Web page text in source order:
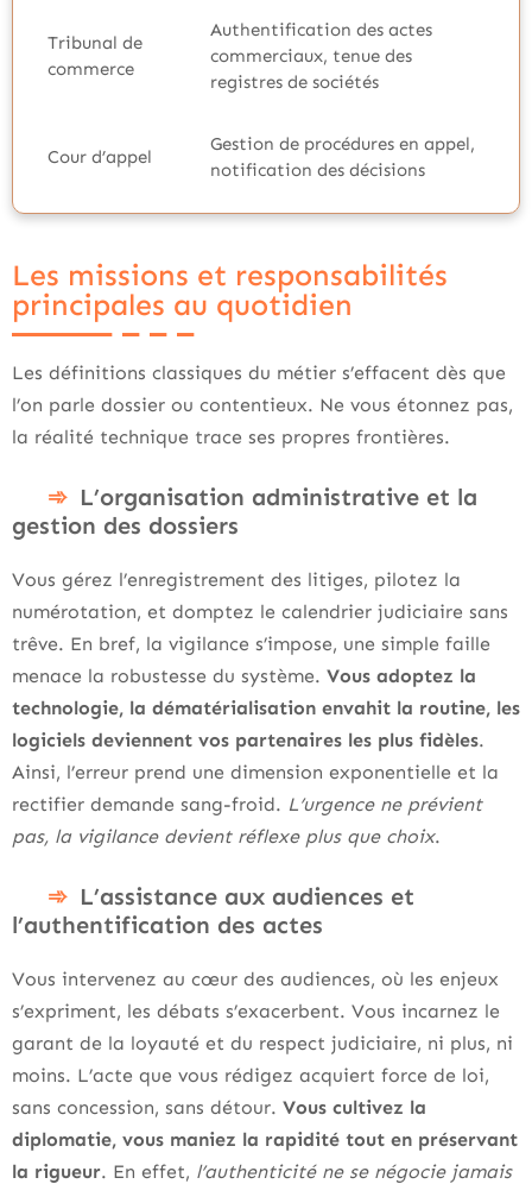
Tribunal de
commerce
Authentification des actes
commerciaux, tenue des
registres de sociétés
Cour d’appel
Gestion de procédures en appel,
notification des décisions
Les missions et responsabilités
principales au quotidien
Les définitions classiques du métier s’effacent dès que
l’on parle dossier ou contentieux. Ne vous étonnez pas,
la réalité technique trace ses propres frontières.
L’organisation administrative et la
gestion des dossiers
Vous gérez l’enregistrement des litiges, pilotez la
numérotation, et domptez le calendrier judiciaire sans
trêve. En bref, la vigilance s’impose, une simple faille
menace la robustesse du système. Vous adoptez la
technologie, la dématérialisation envahit la routine, les
logiciels deviennent vos partenaires les plus fidèles.
Ainsi, l’erreur prend une dimension exponentielle et la
rectifier demande sang-froid. L’urgence ne prévient
pas, la vigilance devient réflexe plus que choix.
L’assistance aux audiences et
l’authentification des actes
Vous intervenez au cœur des audiences, où les enjeux
s’expriment, les débats s’exacerbent. Vous incarnez le
garant de la loyauté et du respect judiciaire, ni plus, ni
moins. L’acte que vous rédigez acquiert force de loi,
sans concession, sans détour. Vous cultivez la
diplomatie, vous maniez la rapidité tout en préservant
la rigueur. En effet, l’authenticité ne se négocie jamais